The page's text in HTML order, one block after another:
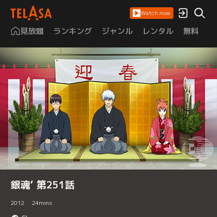
Watch now
見放題 ランキング ジャンル レンタル 無料
銀魂’ 第251話
2012 24mins